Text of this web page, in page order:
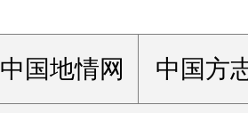
中国地情网 中国方